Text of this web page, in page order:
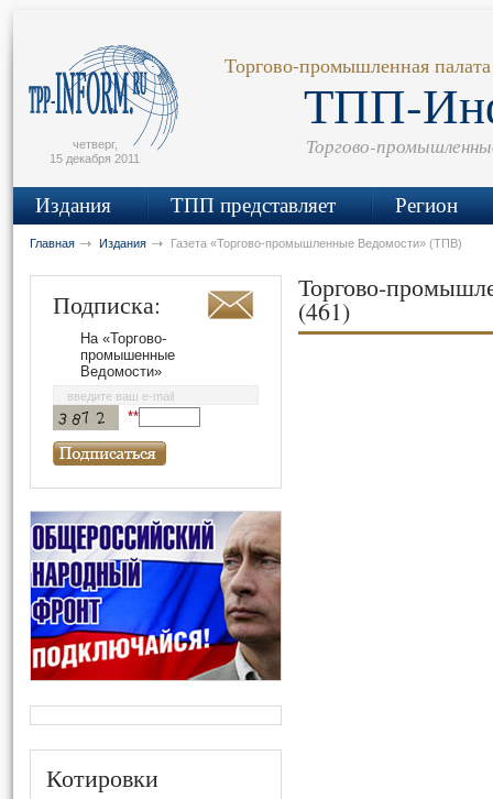
четверг,
15 декабря 2011
Торгово-промышленная
ТПП-
Торгово-
Издания ТПП представляет Регион
Главная Издания Газета «Торгово-промышленные Ведомости» (ТПВ)
Подписка:
На «Торгово-
промышенные
Ведомости»
введите ваш e-mail
**
Котировки
Торгово-
(461)